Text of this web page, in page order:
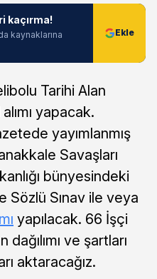
kaçırma!
kaynaklarına
Tarihi Alan
yapacak.
yayımlanmış
Savaşları
bünyesindeki
Sözlü Sınav ile veya
yapılacak. 66 İşçi
dağılımı ve şartları
aktaracağız.